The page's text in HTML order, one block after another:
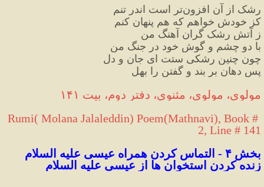
رشک از آن افزون‌تر است اندر تنم
کز خودش خواهم که هم پنهان کنم
ز آتش رشک گران آهنگ من
با دو چشم و گوش خود در جنگ من
چون چنین رشکی ستت ای جان و دل
پس دهان بر بند و گفتن را بهل
مولوی، مولوی، مثنوی، دفتر دوم، بیت ۱۴۱
Rumi( Molana Jalaleddin) Poem(Mathnavi), Book #
2, Line # 141
زنده کردن استخوان ها از عیسی علیه السلام